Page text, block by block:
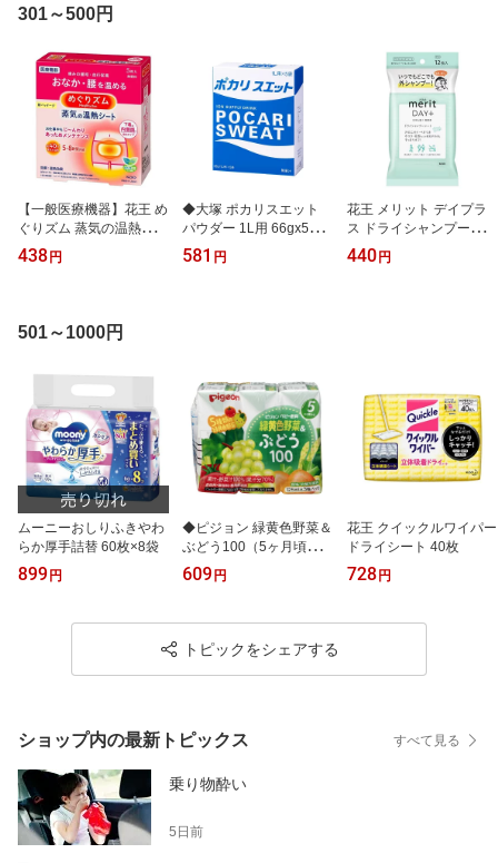
301～500円
【一般医療機器】花王 め
ぐりズム 蒸気の温熱シー
ト 下着の内側面に貼るタ
イプ 5枚
438 円
◆大塚 ポカリスエット
パウダー 1L用 66gx5袋
入り
581 円
花王 メリット デイプラ
ス ドライシャンプーシー
ト 12枚入り
440 円
501～1000円
ムーニーおしりふきやわ
らか厚手詰替 60枚×8袋
899 円
◆ピジョン 緑黄色野菜＆
ぶどう100（5ヶ月頃か
ら） 125mlX3本 【3個セ
ット】
609 円
花王 クイックルワイパー
ドライシート 40枚
728 円
トピックをシェアする
ショップ内の最新トピックス すべて見る
乗り物酔い
5日前